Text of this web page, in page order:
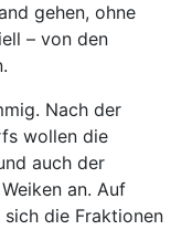
gehen, ohne
– von den
Nach der
wollen die
auch der
an. Auf
die Fraktionen